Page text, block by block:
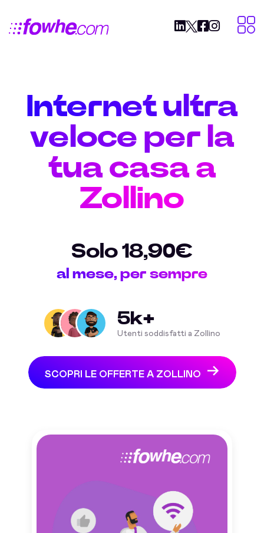
Internet ultra
veloce per la
tua casa a
Zollino
Solo 18,90€
al mese, per sempre
5k+
Utenti soddisfatti a Zollino
SCOPRI LE OFFERTE A ZOLLINO